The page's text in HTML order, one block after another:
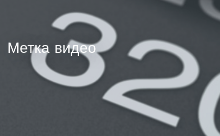
Метка видео